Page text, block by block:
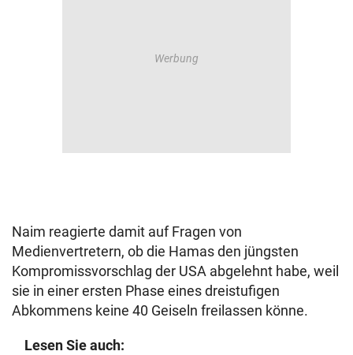
Naim reagierte damit auf Fragen von
Medienvertretern, ob die Hamas den jüngsten
Kompromissvorschlag der USA abgelehnt habe, weil
sie in einer ersten Phase eines dreistufigen
Abkommens keine 40 Geiseln freilassen könne.
Lesen Sie auch: